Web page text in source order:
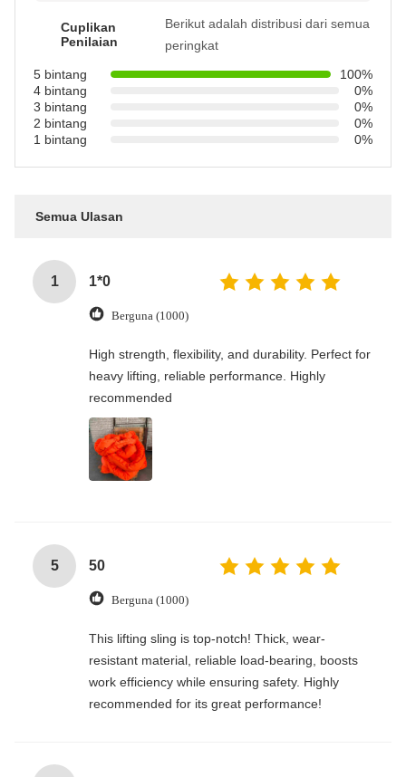
Cuplikan
Penilaian
Berikut adalah distribusi dari semua
peringkat
5 bintang
100%
4 bintang
0%
3 bintang
0%
2 bintang
0%
1 bintang
0%
Semua Ulasan
1 1*0
Berguna (1000)
High strength, flexibility, and durability. Perfect for
heavy lifting, reliable performance. Highly
recommended
5 50
Berguna (1000)
This lifting sling is top-notch! Thick, wear-
resistant material, reliable load-bearing, boosts
work efficiency while ensuring safety. Highly
recommended for its great performance!